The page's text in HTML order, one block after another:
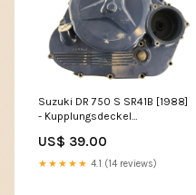
Suzuki DR 750 S SR41B [1988]
- Kupplungsdeckel
US$ 39.00
★★★★★ 4.1 (14 reviews)